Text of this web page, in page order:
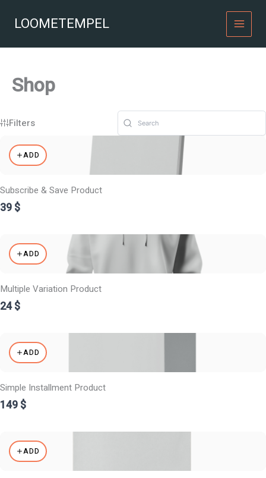
contentLOOMETEMPEL
Shop
Filters
ADD
Subscribe & Save Product
39 $
ADD
Multiple Variation Product
24 $
ADD
Simple Installment Product
149 $
ADD